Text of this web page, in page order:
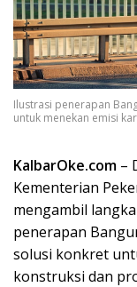
Ilustrasi penerapan
untuk menekan emisi
KalbarOke.com –
Kementerian
mengambil
penerapan
solusi konkret
konstruksi dan